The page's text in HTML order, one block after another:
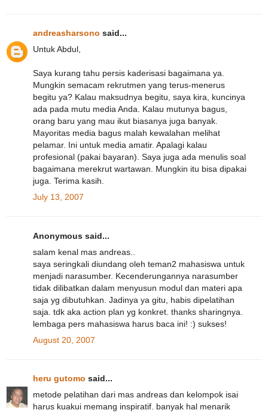
andreasharsono said...
Untuk Abdul,
Saya kurang tahu persis kaderisasi bagaimana ya.
Mungkin semacam rekrutmen yang terus-menerus
begitu ya? Kalau maksudnya begitu, saya kira, kuncinya
ada pada mutu media Anda. Kalau mutunya bagus,
orang baru yang mau ikut biasanya juga banyak.
Mayoritas media bagus malah kewalahan melihat
pelamar. Ini untuk media amatir. Apalagi kalau
profesional (pakai bayaran). Saya juga ada menulis soal
bagaimana merekrut wartawan. Mungkin itu bisa dipakai
juga. Terima kasih.
July 13, 2007
Anonymous said...
salam kenal mas andreas..
saya seringkali diundang oleh teman2 mahasiswa untuk
menjadi narasumber. Kecenderungannya narasumber
tidak dilibatkan dalam menyusun modul dan materi apa
saja yg dibutuhkan. Jadinya ya gitu, habis dipelatihan
saja. tdk aka action plan yg konkret. thanks sharingnya.
lembaga pers mahasiswa harus baca ini! :) sukses!
August 20, 2007
heru gutomo said...
metode pelatihan dari mas andreas dan kelompok isai
harus kuakui memang inspiratif. banyak hal menarik